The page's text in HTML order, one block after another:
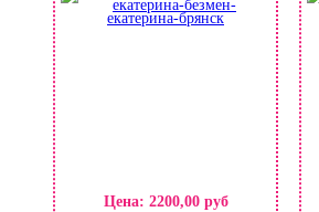
Цена: 2200,00 руб